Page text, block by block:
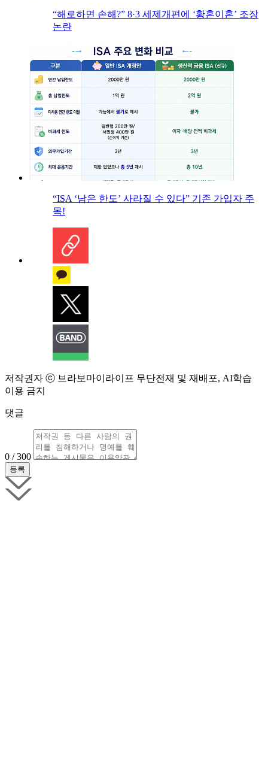
“해로하면 손해?” 8·3 세제개편에 ‘황혼이혼’ 조장
논란
“ISA ‘남은 한도’ 사라질 수 있다” 기존 가입자 주
목!
저작권자 ⓒ 브라보마이라이프 무단전재 및 재배포, AI학습
이용 금지
댓글
0 / 300